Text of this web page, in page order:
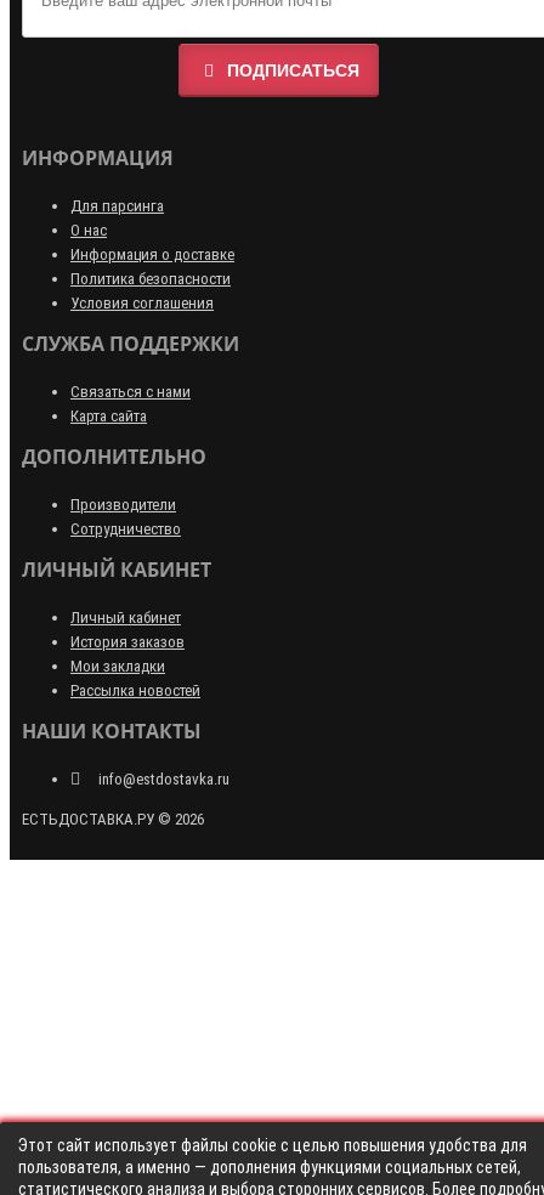
ПОДПИСАТЬСЯ
ИНФОРМАЦИЯ
Для парсинга
О нас
Информация о доставке
Политика безопасности
Условия соглашения
СЛУЖБА ПОДДЕРЖКИ
Связаться с нами
Карта сайта
ДОПОЛНИТЕЛЬНО
Производители
Сотрудничество
ЛИЧНЫЙ КАБИНЕТ
Личный кабинет
История заказов
Мои закладки
Рассылка новостей
НАШИ КОНТАКТЫ
info@estdostavka.ru
ЕСТЬДОСТАВКА.РУ © 2026
Этот сайт использует файлы cookie с целью повышения удобства для
пользователя, а именно — дополнения функциями социальных сетей,
статистического анализа и выбора сторонних сервисов. Более